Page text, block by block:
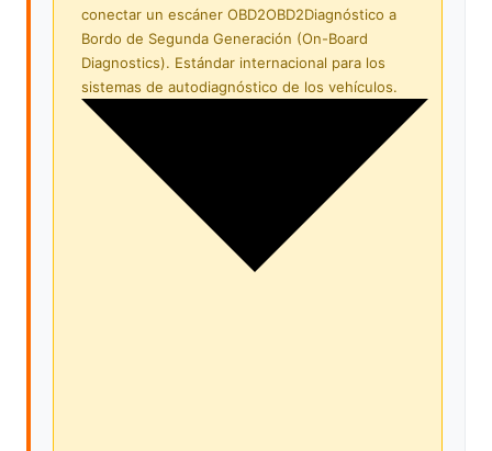
conectar un escáner OBD2OBD2Diagnóstico a
Bordo de Segunda Generación (On-Board
Diagnostics). Estándar internacional para los
sistemas de autodiagnóstico de los vehículos.